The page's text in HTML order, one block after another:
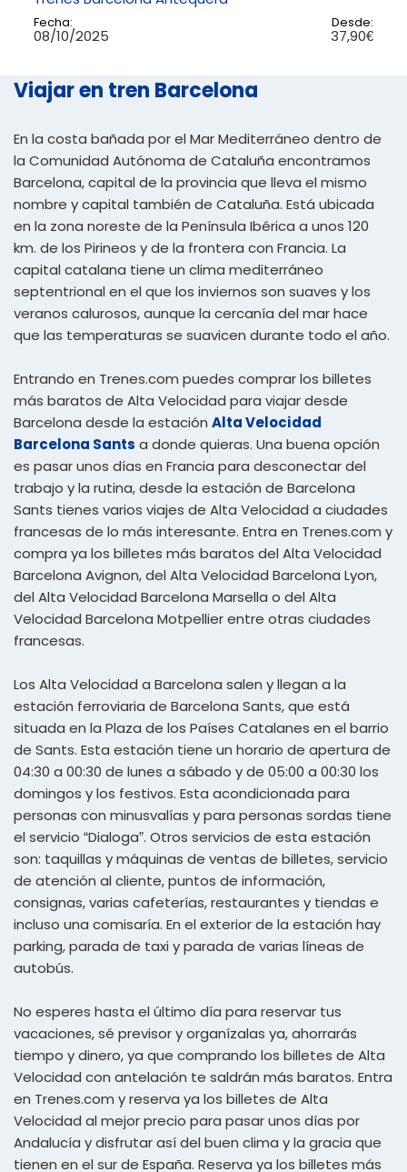
Fecha:
08/10/2025
Desde:
37,90€
Viajar en tren Barcelona
En la costa bañada por el Mar Mediterráneo dentro de
la Comunidad Autónoma de Cataluña encontramos
Barcelona, capital de la provincia que lleva el mismo
nombre y capital también de Cataluña. Está ubicada
en la zona noreste de la Península Ibérica a unos 120
km. de los Pirineos y de la frontera con Francia. La
capital catalana tiene un clima mediterráneo
septentrional en el que los inviernos son suaves y los
veranos calurosos, aunque la cercanía del mar hace
que las temperaturas se suavicen durante todo el año.
Entrando en Trenes.com puedes comprar los billetes
más baratos de Alta Velocidad para viajar desde
Barcelona desde la estación Alta Velocidad
Barcelona Sants a donde quieras. Una buena opción
es pasar unos días en Francia para desconectar del
trabajo y la rutina, desde la estación de Barcelona
Sants tienes varios viajes de Alta Velocidad a ciudades
francesas de lo más interesante. Entra en Trenes.com y
compra ya los billetes más baratos del Alta Velocidad
Barcelona Avignon, del Alta Velocidad Barcelona Lyon,
del Alta Velocidad Barcelona Marsella o del Alta
Velocidad Barcelona Motpellier entre otras ciudades
francesas.
Los Alta Velocidad a Barcelona salen y llegan a la
estación ferroviaria de Barcelona Sants, que está
situada en la Plaza de los Países Catalanes en el barrio
de Sants. Esta estación tiene un horario de apertura de
04:30 a 00:30 de lunes a sábado y de 05:00 a 00:30 los
domingos y los festivos. Esta acondicionada para
personas con minusvalías y para personas sordas tiene
el servicio “Dialoga”. Otros servicios de esta estación
son: taquillas y máquinas de ventas de billetes, servicio
de atención al cliente, puntos de información,
consignas, varias cafeterías, restaurantes y tiendas e
incluso una comisaría. En el exterior de la estación hay
parking, parada de taxi y parada de varias líneas de
autobús.
No esperes hasta el último día para reservar tus
vacaciones, sé previsor y organízalas ya, ahorrarás
tiempo y dinero, ya que comprando los billetes de Alta
Velocidad con antelación te saldrán más baratos. Entra
en Trenes.com y reserva ya los billetes de Alta
Velocidad al mejor precio para pasar unos días por
Andalucía y disfrutar así del buen clima y la gracia que
tienen en el sur de España. Reserva ya los billetes más